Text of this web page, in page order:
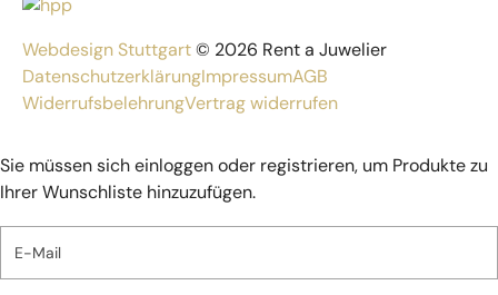
Webdesign Stuttgart© 2026 Rent a Juwelier
DatenschutzerklärungImpressumAGB
WiderrufsbelehrungVertrag widerrufen
Sie müssen sich einloggen oder registrieren, um Produkte zu
Ihrer Wunschliste hinzuzufügen.
E-Mail